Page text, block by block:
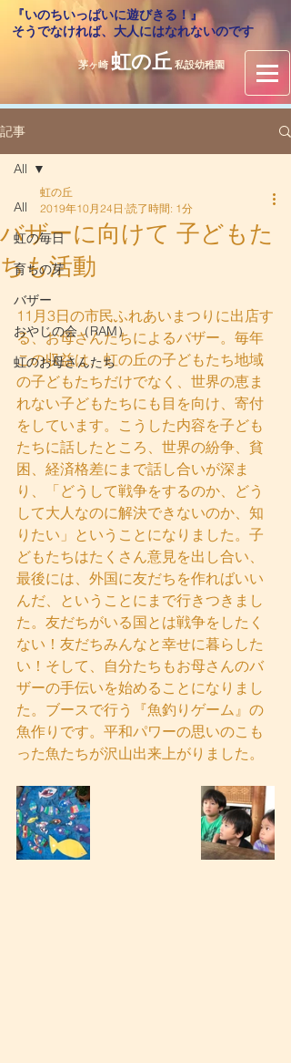
『いのちいっぱいに遊びきる！』
​そうでなければ、大人にはなれないのです
茅ヶ崎 虹の丘 私設幼稚園
記事
All
虹の毎日
育ちの芽
バザー
おやじの会（RAM）
虹のお母さんたち
All
バザーに向けて 子どもた
ちも活動
虹の丘
2019年10月24日 読了時間: 1分
11月3日の市民ふれあいまつりに出店す
る、お母さんたちによるバザー。毎年
この収益は、虹の丘の子どもたち地域
の子どもたちだけでなく、世界の恵ま
れない子どもたちにも目を向け、寄付
をしています。こうした内容を子ども
たちに話したところ、世界の紛争、貧
困、経済格差にまで話し合いが深ま
り、「どうして戦争をするのか、どう
して大人なのに解決できないのか、知
りたい」ということになりました。子
どもたちはたくさん意見を出し合い、
最後には、外国に友だちを作ればいい
んだ、ということにまで行きつきまし
た。友だちがいる国とは戦争をしたく
ない！友だちみんなと幸せに暮らした
い！そして、自分たちもお母さんのバ
ザーの手伝いを始めることになりまし
た。ブースで行う『魚釣りゲーム』の
魚作りです。平和パワーの思いのこも
った魚たちが沢山出来上がりました。